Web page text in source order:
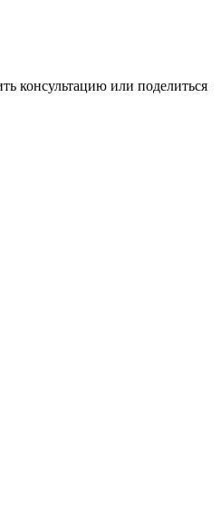
консультацию или поделиться